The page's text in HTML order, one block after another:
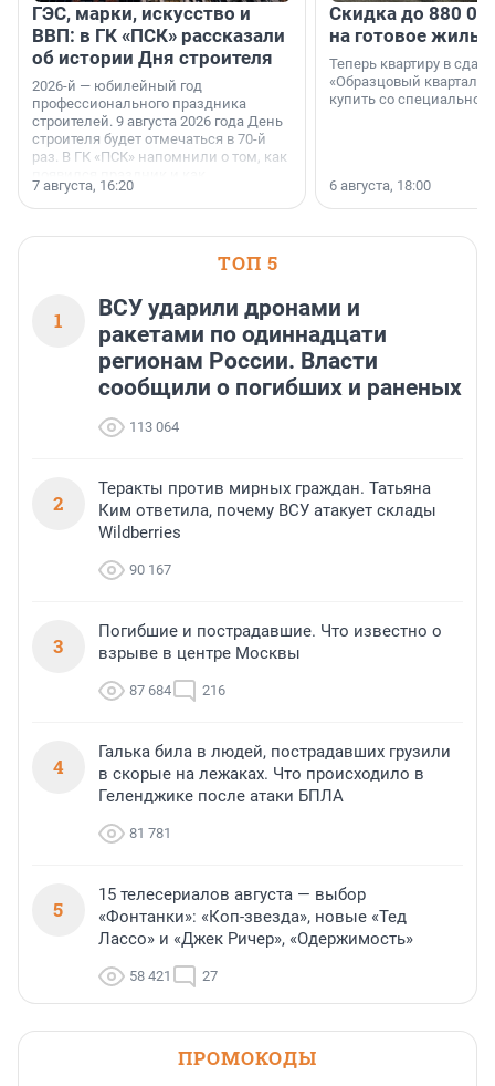
ГЭС, марки, искусство и
ВВП: в ГК «ПСК» рассказали
об истории Дня строителя
2026-й — юбилейный год
профессионального праздника
строителей. 9 августа 2026 года День
строителя будет отмечаться в 70-й
раз. В ГК «ПСК» напомнили о том, как
поменялась роль строительства.
7 августа, 16:20
Скидка до 880
на готовое
Теперь квартиру в
«Образцовый квартал
купить со специальной
6 августа, 18:00
ТОП 5
1
ВСУ ударили дронами и
ракетами по одиннадцати
регионам России. Власти
сообщили о погибших и раненых
113 064
2
Теракты против мирных граждан. Татьяна
Ким ответила, почему ВСУ атакует склады
Wildberries
90 167
3
Погибшие и пострадавшие. Что известно о
взрыве в центре Москвы
87 684 216
4
Галька била в людей, пострадавших грузили
в скорые на лежаках. Что происходило в
Геленджике после атаки БПЛА
81 781
5
15 телесериалов августа — выбор
«Фонтанки»: «Коп-звезда», новые «Тед
Лассо» и «Джек Ричер», «Одержимость»
58 421 27
ПРОМОКОДЫ